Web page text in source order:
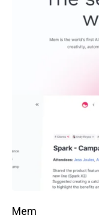
Mem